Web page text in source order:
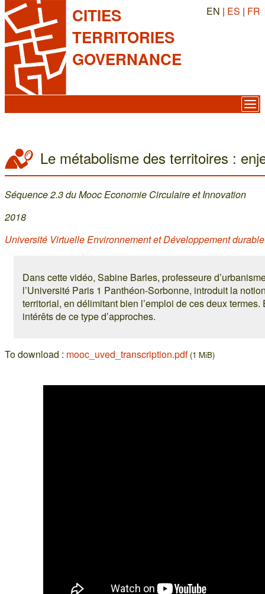
CITIES
TERRITORIES
GOVERNANCE
EN | ES | FR
Le métabolisme des territoires :
Séquence 2.3 du Mooc Economie Circulaire et Innovation
2018
Université Virtuelle Environnement et Développement
Dans cette vidéo, Sabine Barles, professeure
l’Université Paris 1 Panthéon-Sorbonne, introduit la
territorial, en délimitant bien l’emploi de ces deux
intérêts de ce type d’approches.
To download : mooc_uved_transcription.pdf (1 MiB)